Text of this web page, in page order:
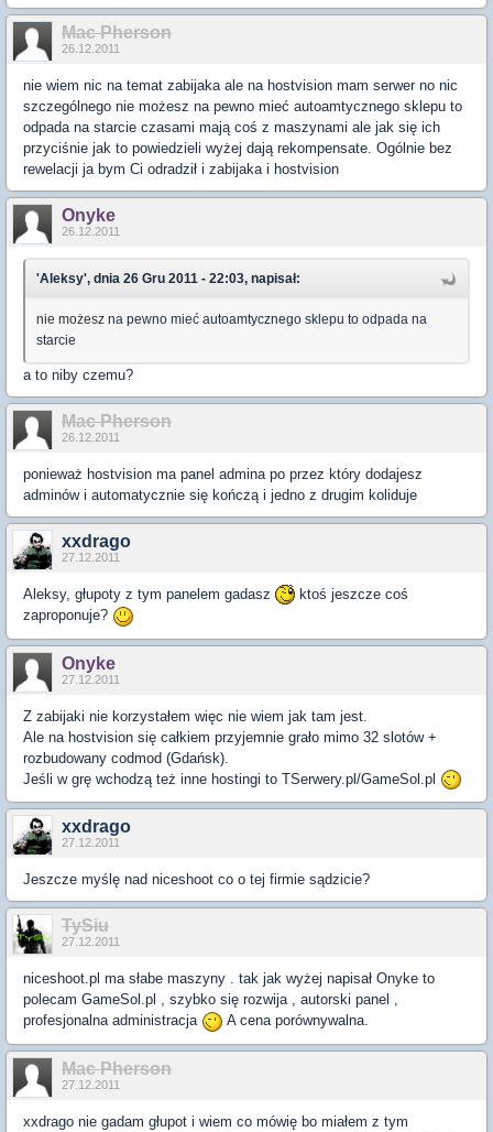
Mac Pherson
26.12.2011
nie wiem nic na temat zabijaka ale na hostvision mam serwer no nic
szczególnego nie możesz na pewno mieć autoamtycznego sklepu to
odpada na starcie czasami mają coś z maszynami ale jak się ich
przyciśnie jak to powiedzieli wyżej dają rekompensate. Ogólnie bez
rewelacji ja bym Ci odradził i zabijaka i hostvision
Onyke
26.12.2011
'Aleksy', dnia 26 Gru 2011 - 22:03, napisał:
nie możesz na pewno mieć autoamtycznego sklepu to odpada na
starcie
a to niby czemu?
Mac Pherson
26.12.2011
ponieważ hostvision ma panel admina po przez który dodajesz
adminów i automatycznie się kończą i jedno z drugim koliduje
xxdrago
27.12.2011
Aleksy, głupoty z tym panelem gadasz
ktoś jeszcze coś
zaproponuje?
Onyke
27.12.2011
Z zabijaki nie korzystałem więc nie wiem jak tam jest.
Ale na hostvision się całkiem przyjemnie grało mimo 32 slotów +
rozbudowany codmod (Gdańsk).
Jeśli w grę wchodzą też inne hostingi to TSerwery.pl/GameSol.pl
xxdrago
27.12.2011
Jeszcze myślę nad niceshoot co o tej firmie sądzicie?
TySiu
27.12.2011
niceshoot.pl ma słabe maszyny . tak jak wyżej napisał Onyke to
polecam GameSol.pl , szybko się rozwija , autorski panel ,
profesjonalna administracja
A cena porównywalna.
Mac Pherson
27.12.2011
xxdrago nie gadam głupot i wiem co mówię bo miałem z tym